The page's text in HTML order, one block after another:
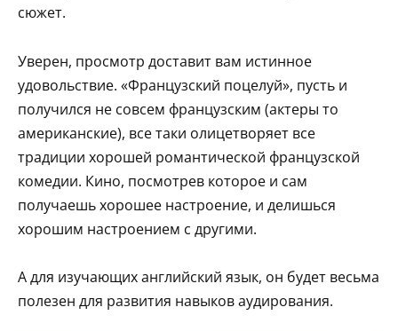
сюжет.
Уверен, просмотр доставит вам истинное
удовольствие. «Французский поцелуй», пусть и
получился не совсем французским (актеры то
американские), все таки олицетворяет все
традиции хорошей романтической французской
комедии. Кино, посмотрев которое и сам
получаешь хорошее настроение, и делишься
хорошим настроением с другими.
А для изучающих английский язык, он будет весьма
полезен для развития навыков аудирования.